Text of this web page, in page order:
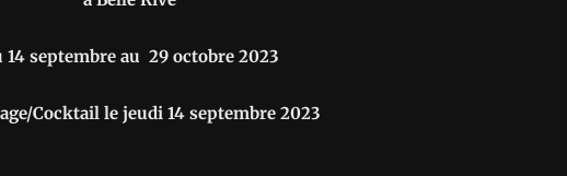
14 septembre au 29 octobre 2023
Cocktail le jeudi 14 septembre 2023